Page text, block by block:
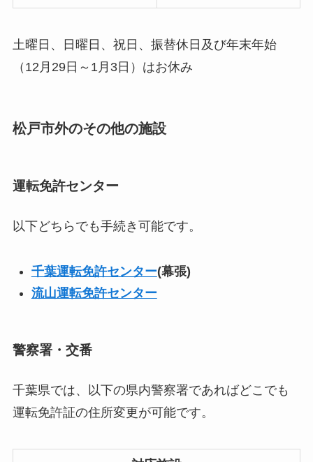
土曜日、日曜日、祝日、振替休日及び年末年始
（12月29日～1月3日）はお休み
松戸市外のその他の施設
運転免許センター
以下どちらでも手続き可能です。
千葉運転免許センター(幕張)
流山運転免許センター
警察署・交番
千葉県では、以下の県内警察署であればどこでも
運転免許証の住所変更が可能です。